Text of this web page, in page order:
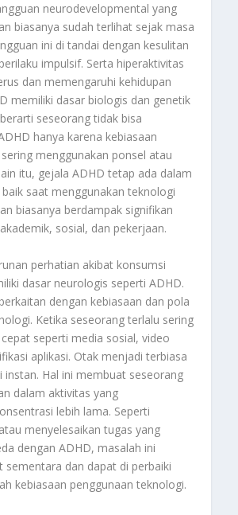
neurodevelopmental yang
biasanya sudah terlihat sejak masa
ini di tandai dengan kesulitan
impulsif. Serta hiperaktivitas
dan memengaruhi kehidupan
memiliki dasar biologis dan genetik
seseorang tidak bisa
hanya karena kebiasaan
menggunakan ponsel atau
itu, gejala ADHD tetap ada dalam
saat menggunakan teknologi
biasanya berdampak signifikan
sosial, dan pekerjaan.
perhatian akibat konsumsi
dasar neurologis seperti ADHD.
dengan kebiasaan dan pola
Ketika seseorang terlalu sering
seperti media sosial, video
aplikasi. Otak menjadi terbiasa
instan. Hal ini membuat seseorang
dalam aktivitas yang
lebih lama. Seperti
menyelesaikan tugas yang
dengan ADHD, masalah ini
sementara dan dapat di perbaiki
kebiasaan penggunaan teknologi.